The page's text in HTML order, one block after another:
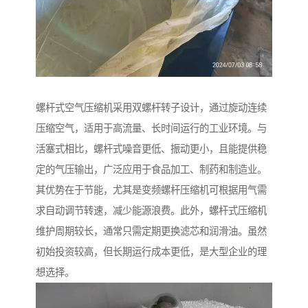
螺杆式空气压缩机采用双螺杆转子设计，通过旋动连续
压缩空气，适用于高流量、长时间运行的工业环境。与
活塞式相比，螺杆式噪音更低、振动更小，且能提供稳
定的气压输出，广泛应用于食品加工、制药和制造业。
其优势在于节能，尤其是变频螺杆压缩机可根据用气需
求自动调节转速，减少能源浪费。此外，螺杆式压缩机
维护周期较长，通常只需定期更换滤芯和润滑油。虽然
初始投资较高，但长期运行成本更低，是大型企业的理
想选择。